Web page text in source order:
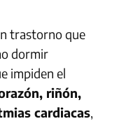
trastorno que
dormir
impiden el
riñón,
cardiacas,